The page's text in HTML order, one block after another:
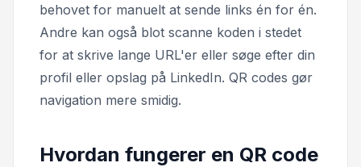
behovet for manuelt at sende links én for én.
Andre kan også blot scanne koden i stedet
for at skrive lange URL'er eller søge efter din
profil eller opslag på LinkedIn. QR codes gør
navigation mere smidig.
Hvordan fungerer en QR code